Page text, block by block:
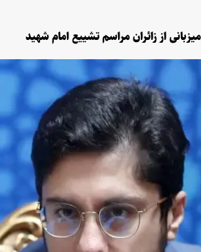
از زائران مراسم تشییع امام شهید